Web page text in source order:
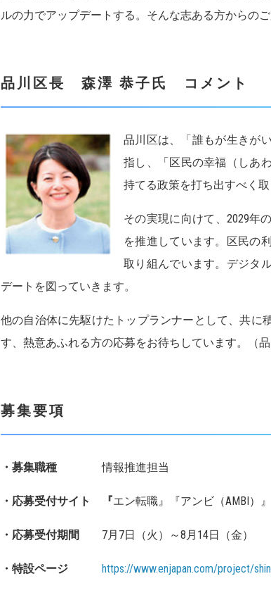
ルの力でアップデートする。そんな志ある方からの
品川区長 森澤 恭子氏 コメント
品川区は、「誰もが生きが
指し、「区民の幸福（しあ
持てる政策を打ち出すべく取
その実現に向けて、2029年
を推進しています。区民の
取り組んでいます。デジタ
デートを図っていきます。
他の自治体に先駆けたトップランナーとして、共に
す、熱意あふれる方の応募をお待ちしています。（
募集要項
・募集職種情報推進担当
・応募受付サイト 『エン転職』『アンビ（AMBI）
・応募受付期間 7月7日（火）～8月14日（金）
・特設ページ https://www.enjapan.com/project/